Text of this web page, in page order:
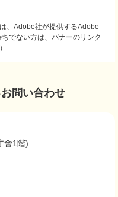
、Adobe社が提供するAdobe
でない方は、バナーのリンク
問い合わせ
舎1階)